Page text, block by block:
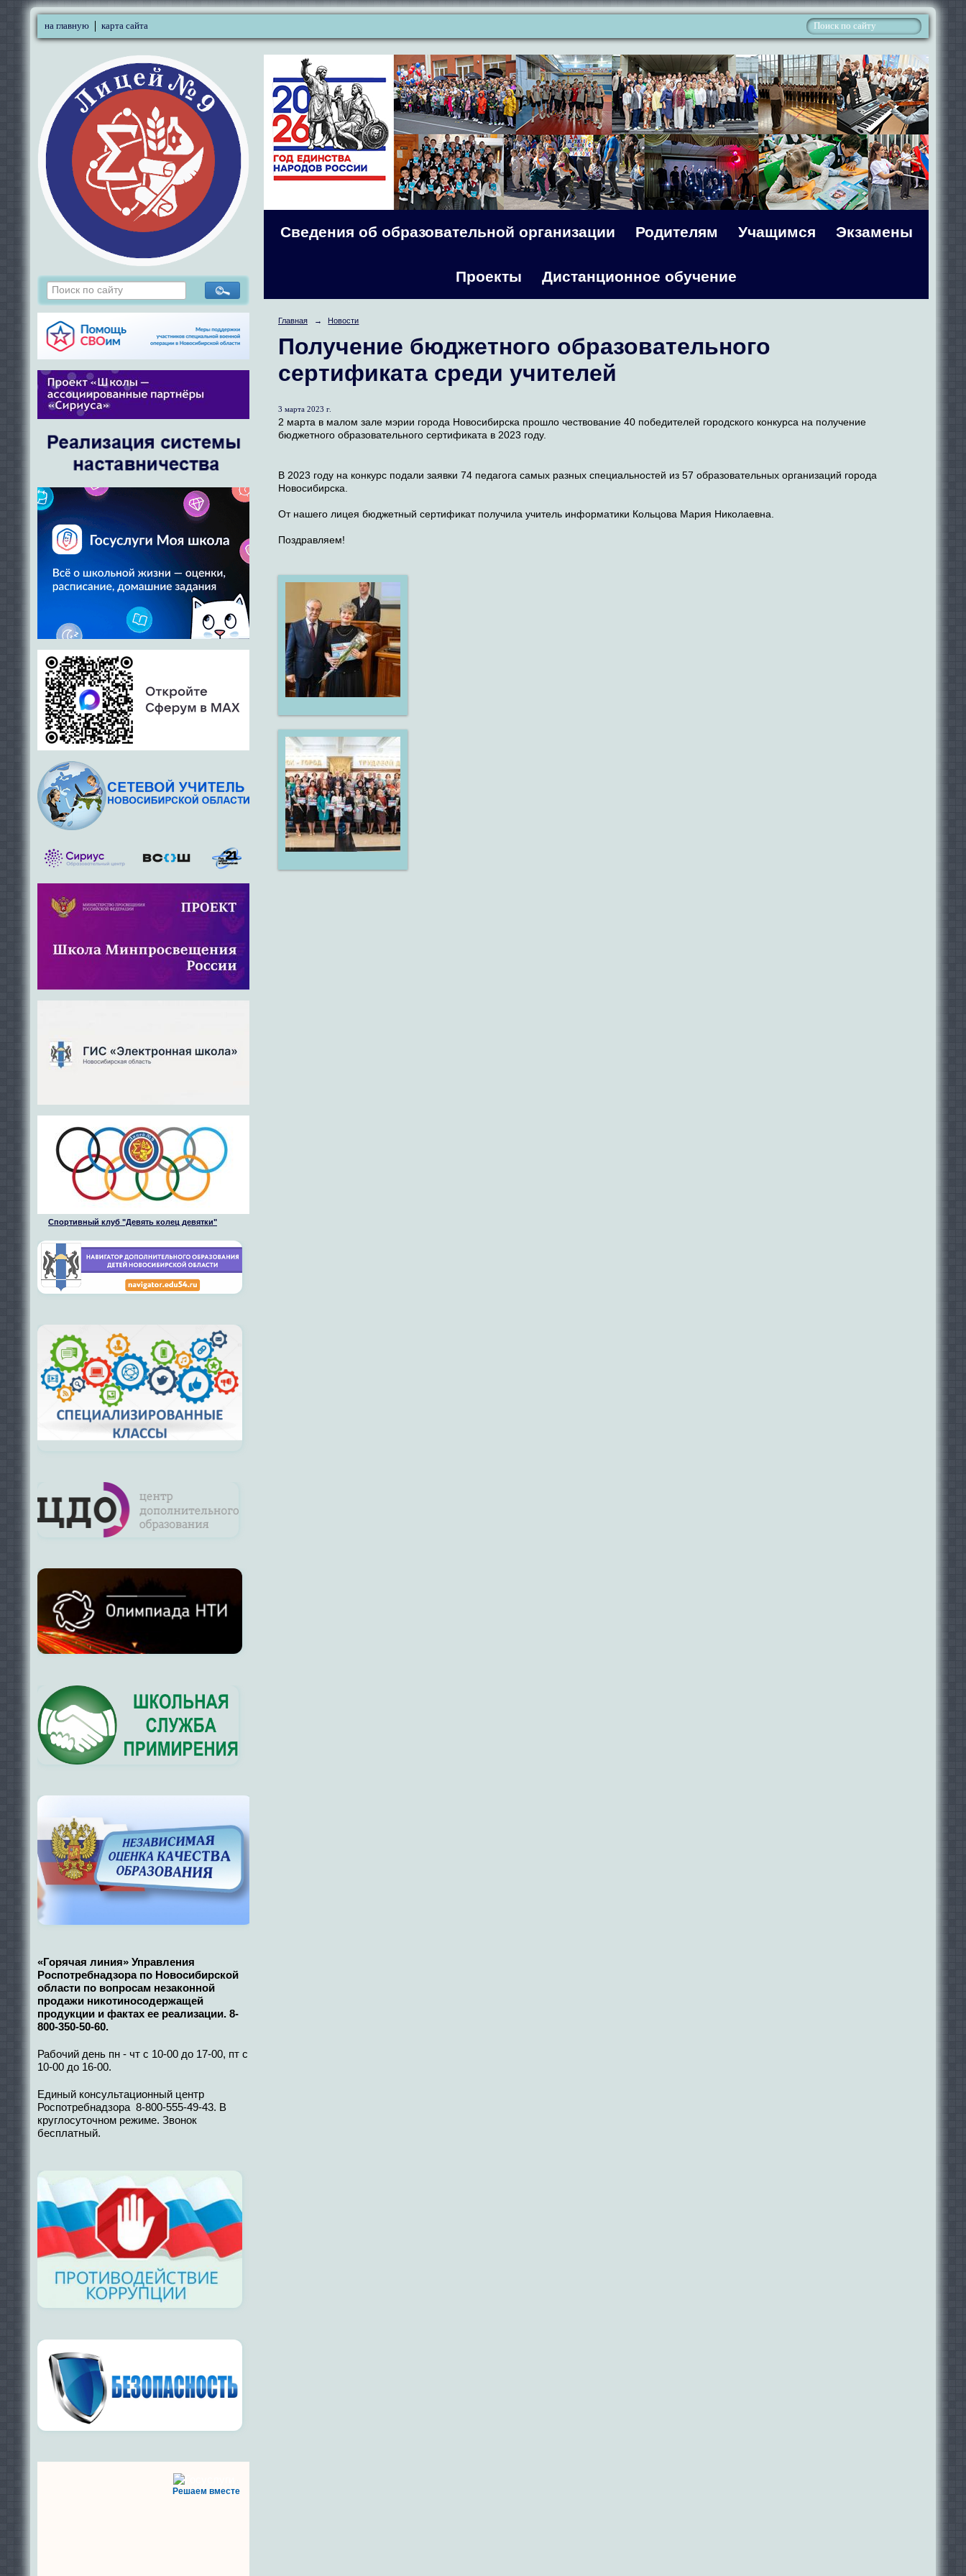
на главную карта сайта
Спортивный клуб "Девять колец девятки"
«Горячая линия» Управления
Роспотребнадзора по Новосибирской
области по вопросам незаконной
продажи никотиносодержащей
продукции и фактах ее реализации. 8-
800-350-50-60.
Рабочий день пн - чт с 10-00 до 17-00, пт с
10-00 до 16-00.
Единый консультационный центр
Роспотребнадзора 8-800-555-49-43. В
круглосуточном режиме. Звонок
бесплатный.
Решаем вместе
Сведения об образовательной организации Родителям Учащимся Экзамены
Проекты Дистанционное обучение
Главная → Новости
Получение бюджетного образовательного
сертификата среди учителей
3 марта 2023 г.
2 марта в малом зале мэрии города Новосибирска прошло чествование 40 победителей городского конкурса на получение
бюджетного образовательного сертификата в 2023 году.
В 2023 году на конкурс подали заявки 74 педагога самых разных специальностей из 57 образовательных организаций города
Новосибирска.
От нашего лицея бюджетный сертификат получила учитель информатики Кольцова Мария Николаевна.
Поздравляем!